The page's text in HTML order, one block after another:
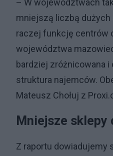
– W województwach
mniejszą liczbą dużych
raczej funkcję centrów
województwa
bardziej zróżnicowana
struktura najemców.
Mateusz Chołuj z
Mniejsze sklepy
Z raportu dowiadujemy